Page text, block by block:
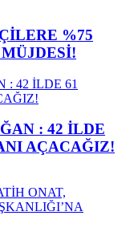
%75
: 42 İLDE
AÇACAĞIZ!